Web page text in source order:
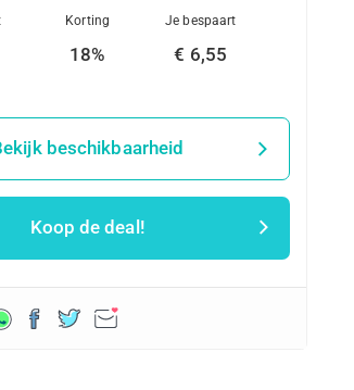
Korting
18%
Je bespaart
€ 6,55
beschikbaarheid
Koop de deal!